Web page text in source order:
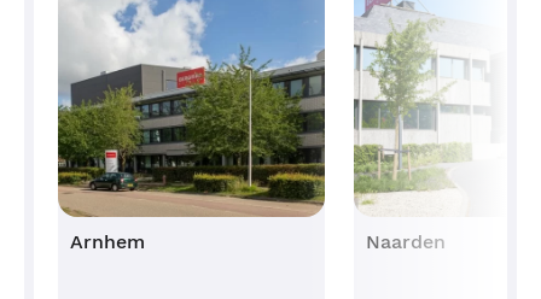
Arnhem Naarden